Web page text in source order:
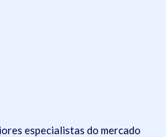
especialistas do mercado